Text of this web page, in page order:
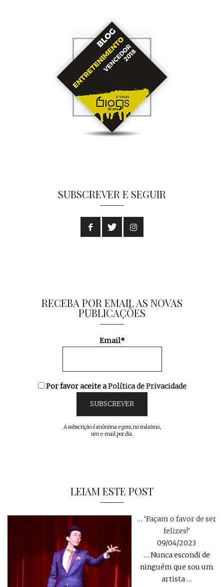
SUBSCREVER E SEGUIR
RECEBA POR EMAIL AS NOVAS
PUBLICAÇÕES
Email*
Por favor aceite aPolítica de Privacidade
A subscrição é anónima e gera, no máximo,
um e-mail por dia.
LEIAM ESTE POST
… ‘Façam o favor de ser
felizes!’
09/04/2023
… Nunca escondi de
ninguém que sou um
artista…